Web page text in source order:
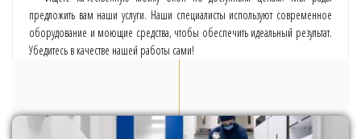
предложить вам наши услуги. Наши специалисты используют современное
оборудование и моющие средства, чтобы обеспечить идеальный результат.
Убедитесь в качестве нашей работы сами!